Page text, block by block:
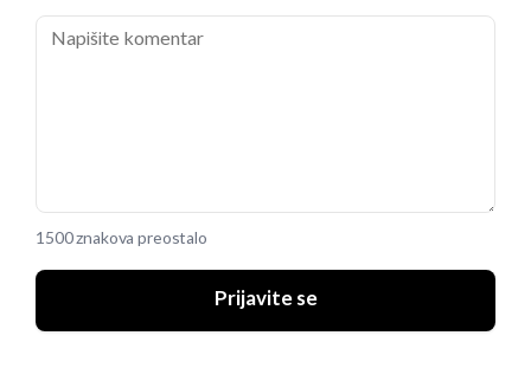
1500 znakova preostalo
Prijavite se